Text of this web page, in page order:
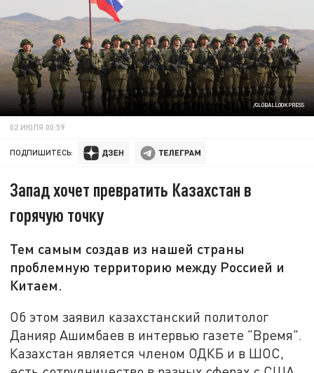
/GLOBALLOOKPRESS
02 ИЮЛЯ 00:59
ПОДПИШИТЕСЬ:
Запад хочет превратить Казахстан в
горячую точку
Тем самым создав из нашей страны
проблемную территорию между Россией и
Китаем.
Об этом заявил казахстанский политолог
Данияр Ашимбаев в интервью газете "Время".
Казахстан является членом ОДКБ и в ШОС,